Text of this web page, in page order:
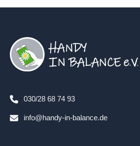
030/28 68 74 93
info@handy-in-balance.de